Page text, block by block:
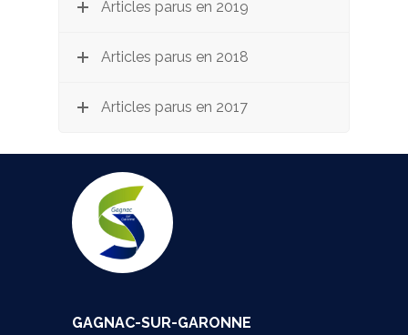
Articles parus en 2019
Articles parus en 2018
Articles parus en 2017
GAGNAC-SUR-GARONNE